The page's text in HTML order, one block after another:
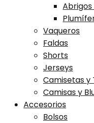
Vaqueros
Faldas
Shorts
Jerseys
Camisetas y
Camisas y
Accesorios
Bolsos